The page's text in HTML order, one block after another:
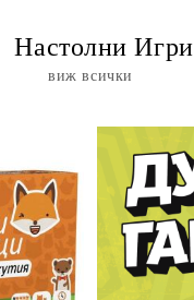
⠀ Настолни Игри
виж всички